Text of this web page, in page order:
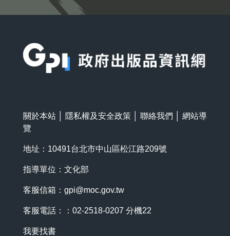
關於本站 隱私權及安全政策 聯絡我們
網站導
覽
地址：10491台北市中山區松江路209號
指導單位：文化部
客服信箱： gpi@moc.gov.tw
客服電話：：02-2518-0207 分機22
我要找書